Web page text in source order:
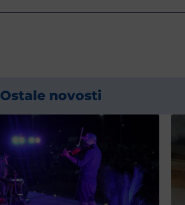
Ostale novosti